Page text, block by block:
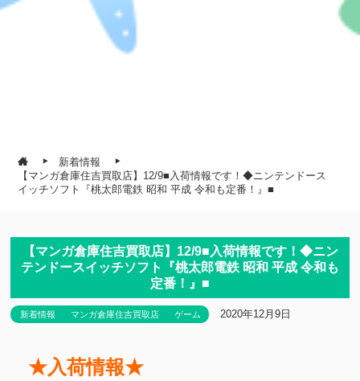
新着情報
【マンガ倉庫住吉買取店】12/9■入荷情報です！◆ニンテンドース
イッチソフト『桃太郎電鉄 昭和 平成 令和も定番！』■
【マンガ倉庫住吉買取店】12/9■入荷情報です！◆ニン
テンドースイッチソフト『桃太郎電鉄 昭和 平成 令和も
定番！』■
新着情報 マンガ倉庫住吉買取店 ゲーム 2020年12月9日
★入荷情報★